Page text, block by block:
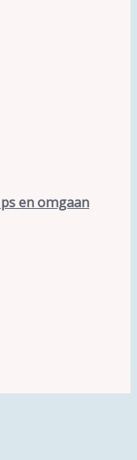
en omgaan